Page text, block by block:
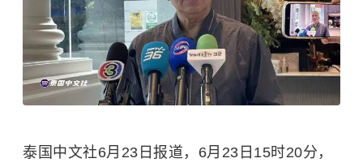
泰国中文社6月23日报道，6月23日15时20分，